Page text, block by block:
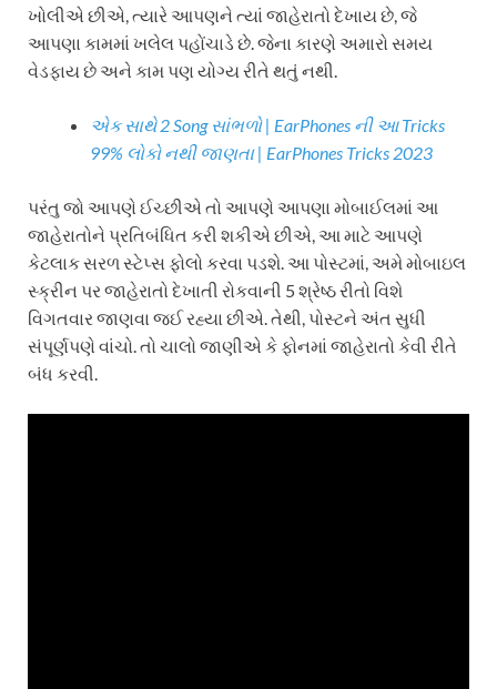
ખોલીએ છીએ, ત્યારે આપણને ત્યાં જાહેરાતો દેખાય છે, જે
આપણા કામમાં ખલેલ પહોંચાડે છે. જેના કારણે અમારો સમય
વેડફાય છે અને કામ પણ યોગ્ય રીતે થતું નથી.
એક સાથે 2 Song સાંભળો | EarPhones ની આ Tricks
99% લોકો નથી જાણતા | EarPhones Tricks 2023
પરંતુ જો આપણે ઈચ્છીએ તો આપણે આપણા મોબાઈલમાં આ
જાહેરાતોને પ્રતિબંધિત કરી શકીએ છીએ, આ માટે આપણે
કેટલાક સરળ સ્ટેપ્સ ફોલો કરવા પડશે. આ પોસ્ટમાં, અમે મોબાઇલ
સ્ક્રીન પર જાહેરાતો દેખાતી રોકવાની 5 શ્રેષ્ઠ રીતો વિશે
વિગતવાર જાણવા જઈ રહ્યા છીએ. તેથી, પોસ્ટને અંત સુધી
સંપૂર્ણપણે વાંચો. તો ચાલો જાણીએ કે ફોનમાં જાહેરાતો કેવી રીતે
બંધ કરવી.